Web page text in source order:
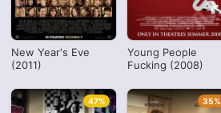
New Year's Eve
(2011)
Young People
Fucking (2008)
47% 35%